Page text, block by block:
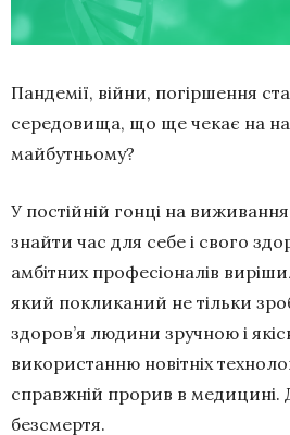
Пандемії, війни, погіршення
середовища, що ще чекає на
майбутньому?
У постійній гонці на
знайти час для себе і свого
амбітних професіоналів
який покликаний не тільки
здоров’я людини зручною і
використанню новітніх
справжній прорив в медицині.
безсмертя.